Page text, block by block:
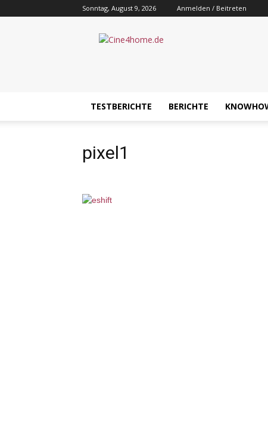
Sonntag, August 9, 2026 Anmelden / Beitreten
Cine4home.de
TESTBERICHTE BERICHTE
pixel1